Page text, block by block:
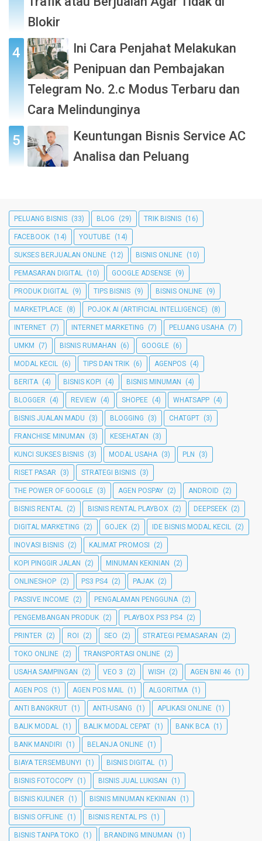
Blokir
Ini Cara Penjahat Melakukan
Penipuan dan Pembajakan
Telegram No. 2.c Modus Terbaru dan
Cara Melindunginya
Keuntungan Bisnis Service AC
Analisa dan Peluang
PELUANG BISNIS (33) BLOG (29) TRIK BISNIS (16)
FACEBOOK (14) YOUTUBE (14)
SUKSES BERJUALAN ONLINE (12) BISNIS ONLINE (10)
PEMASARAN DIGITAL (10) GOOGLE ADSENSE (9)
PRODUK DIGITAL (9) TIPS BISNIS (9) BISNIS ONLINE (9)
MARKETPLACE (8) POJOK AI (ARTIFICIAL INTELLIGENCE) (8)
INTERNET (7) INTERNET MARKETING (7) PELUANG USAHA (7)
UMKM (7) BISNIS RUMAHAN (6) GOOGLE (6)
MODAL KECIL (6) TIPS DAN TRIK (6) AGENPOS (4)
BERITA (4) BISNIS KOPI (4) BISNIS MINUMAN (4)
BLOGGER (4) REVIEW (4) SHOPEE (4) WHATSAPP (4)
BISNIS JUALAN MADU (3) BLOGGING (3) CHATGPT (3)
FRANCHISE MINUMAN (3) KESEHATAN (3)
KUNCI SUKSES BISNIS (3) MODAL USAHA (3) PLN (3)
RISET PASAR (3) STRATEGI BISNIS (3)
THE POWER OF GOOGLE (3) AGEN POSPAY (2) ANDROID (2)
BISNIS RENTAL (2) BISNIS RENTAL PLAYBOX (2) DEEPSEEK (2)
DIGITAL MARKETING (2) GOJEK (2) IDE BISNIS MODAL KECIL (2)
INOVASI BISNIS (2) KALIMAT PROMOSI (2)
KOPI PINGGIR JALAN (2) MINUMAN KEKINIAN (2)
ONLINESHOP (2) PS3 PS4 (2) PAJAK (2)
PASSIVE INCOME (2) PENGALAMAN PENGGUNA (2)
PENGEMBANGAN PRODUK (2) PLAYBOX PS3 PS4 (2)
PRINTER (2) ROI (2) SEO (2) STRATEGI PEMASARAN (2)
TOKO ONLINE (2) TRANSPORTASI ONLINE (2)
USAHA SAMPINGAN (2) VEO 3 (2) WISH (2) AGEN BNI 46 (1)
AGEN POS (1) AGEN POS MAIL (1) ALGORITMA (1)
ANTI BANGKRUT (1) ANTI-USANG (1) APLIKASI ONLINE (1)
BALIK MODAL (1) BALIK MODAL CEPAT (1) BANK BCA (1)
BANK MANDIRI (1) BELANJA ONLINE (1)
BIAYA TERSEMBUNYI (1) BISNIS DIGITAL (1)
BISNIS FOTOCOPY (1) BISNIS JUAL LUKISAN (1)
BISNIS KULINER (1) BISNIS MINUMAN KEKINIAN (1)
BISNIS OFFLINE (1) BISNIS RENTAL PS (1)
BISNIS TANPA TOKO (1) BRANDING MINUMAN (1)